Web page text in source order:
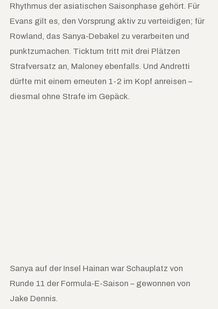
Rhythmus der asiatischen Saisonphase gehört. Für
Evans gilt es, den Vorsprung aktiv zu verteidigen; für
Rowland, das Sanya-Debakel zu verarbeiten und
punktzumachen. Ticktum tritt mit drei Plätzen
Strafversatz an, Maloney ebenfalls. Und Andretti
dürfte mit einem erneuten 1-2 im Kopf anreisen –
diesmal ohne Strafe im Gepäck.
Sanya auf der Insel Hainan war Schauplatz von
Runde 11 der Formula-E-Saison – gewonnen von
Jake Dennis.